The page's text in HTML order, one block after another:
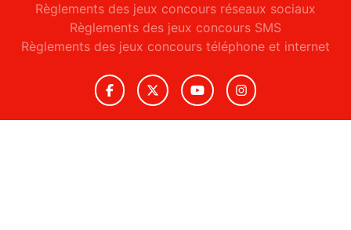
Règlements des jeux concours réseaux sociaux
Règlements des jeux concours SMS
Règlements des jeux concours téléphone et internet